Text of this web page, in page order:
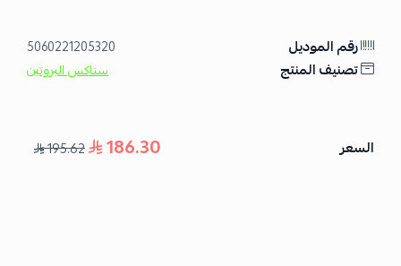
رقم الموديل 5060221205320
تصنيف المنتج سناكس البروتين
السعر 186.30
195.62